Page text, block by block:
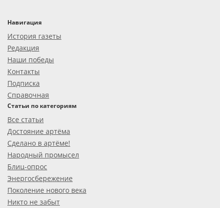
Навигация
История газеты
Редакция
Наши победы
Контакты
Подписка
Справочная
Статьи по категориям
Все статьи
Достояние артёма
Сделано в артёме!
Народный промысел
Блиц-опрос
Энергосбережение
Поколение нового века
Никто не забыт